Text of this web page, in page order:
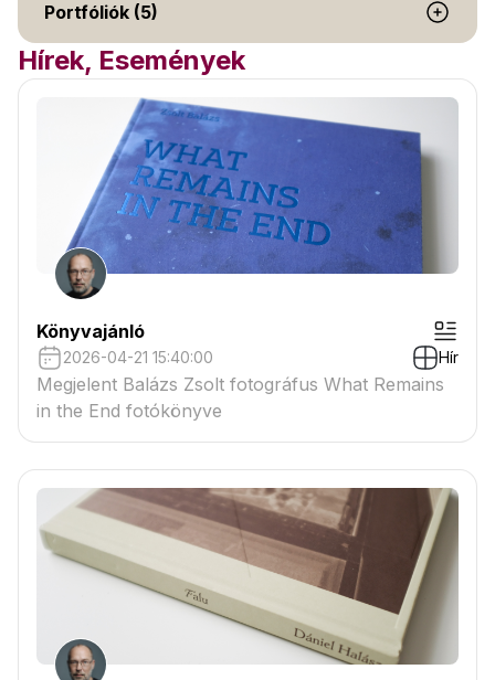
Portfóliók (5)
Hírek, Események
Könyvajánló
2026-04-21 15:40:00 Hír
Megjelent Balázs Zsolt fotográfus What Remains
in the End fotókönyve